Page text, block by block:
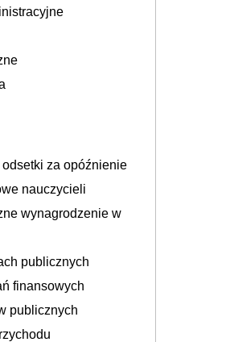
za opóźnienie
nauczycieli
wynagrodzenie w
publicznych
finansowych
publicznych